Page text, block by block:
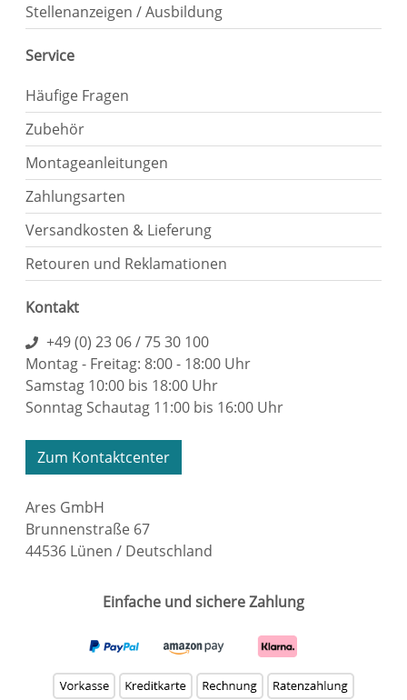
Stellenanzeigen / Ausbildung
Service
Häufige Fragen
Zubehör
Montageanleitungen
Zahlungsarten
Versandkosten & Lieferung
Retouren und Reklamationen
Kontakt
+49 (0) 23 06 / 75 30 100
Montag - Freitag: 8:00 - 18:00 Uhr
Samstag 10:00 bis 18:00 Uhr
Sonntag Schautag 11:00 bis 16:00 Uhr
Zum Kontaktcenter
Ares GmbH
Brunnenstraße 67
44536 Lünen / Deutschland
Einfache und sichere Zahlung